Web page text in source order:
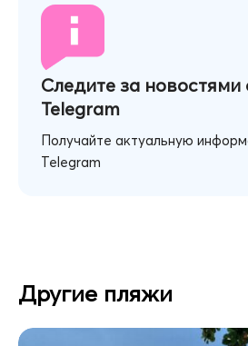
Следите за новостями
Telegram
Получайте актуальную
Telegram
Другие пляжи